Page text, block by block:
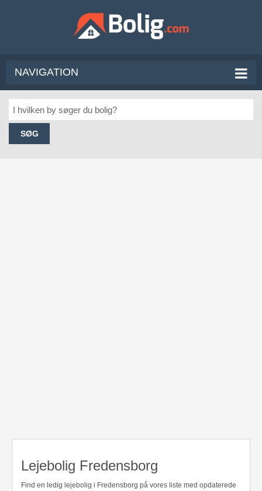
NAVIGATION
SØG
Lejebolig Fredensborg
Find en ledig lejebolig i Fredensborg på vores liste med opdaterede